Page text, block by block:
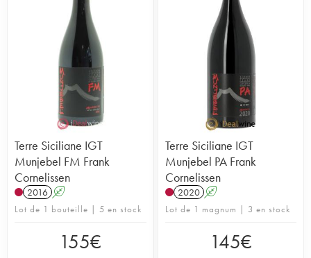
Terre Siciliane IGT
Munjebel FM Frank
Cornelissen
2016 A
Lot de 1 bouteille | 5 en stock
155€
Terre Siciliane IGT
Munjebel PA Frank
Cornelissen
2020 A
Lot de 1 magnum | 3 en stock
145€